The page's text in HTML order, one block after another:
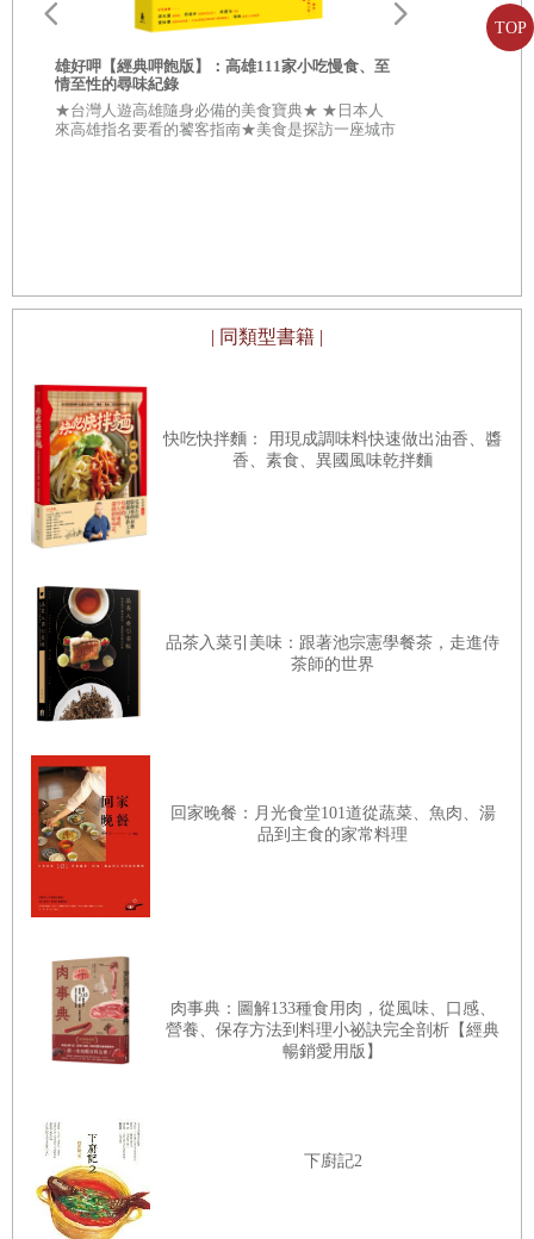
TOP
蛋殼細緻卻堅固，布滿細孔卻具保護力。殼內有蛋白，是由十多種不
同蛋白質形成的白色物體，每一種蛋白質都在生物成長時負責特定功
能。有些負責餵養胚胎，有些負責抵禦大型掠食者，其他蛋白質則可
使有害微生物無法作用。它以最優雅的方式演化，提供廚師一系列烹
是雞蛋的營養中心，光是蛋黃的熱量就占了總熱量的3/4。內含鐵、維
生素B1、維生素A、蛋白質、膽固醇和卵磷脂（這個壞胚子是可使油
水混合的分子，蛋黃因此具有乳化能力，可使大量的油被少量的水乳
化，是成就家常的美乃滋及細緻的貝亞恩醬等美食的必備項目。）
自然奇蹟理應少見，就像松露，蛋卻不於匱乏；天生神物本就昂貴，
蛋卻是店裡人人買得起的食物。它是物美價廉的量產商品，就連最好
的蛋——那些只吃有機穀物且自由放養母雞生的蛋，每個也只需要30
雞蛋可獨挑大樑成為出色主角，像是放在全麥麵包上的水波蛋；也可
入菜作為食材。在主廚眼裡，蛋也是評量廚師技巧的測試與認證標
章。比起其他食材，大廚可由廚子料理蛋的方法掌握廚子程度，起碼
輕廚師把履歷表放一邊，直接做個歐姆蛋來瞧瞧！一出手便知有沒
有，因為要做出一個好的歐姆蛋需要技巧、知識、經驗與靈巧手藝。
於是，我從很久以前就開始一步步思考烹煮蛋的重要性，將部分心得
做法，我開宗明義是這麼寫的：
如果你只能選擇精通一樣食材，沒有比選擇蛋更能讓你在廚藝上獲益
良多。蛋本身就是目的，是多功能的食材，也是全能的裝飾配菜，更
作用下，可以物理原則改變食物。它是擎天一柱，支撐著讓其他食物
變得更好。將蛋的各種使用法學到極致，你的廚藝功力必定大增十
倍。
雄好呷【經典呷飽版】：高雄111家小吃慢食、至
情至性的尋味紀錄
★台灣人遊高雄隨身必備的美食寶典★ ★日本人
來高雄指名要看的饕客指南★美食是探訪一座城市
★從「好呷
合★ \\\高雄
| 同類型書籍 |
快吃快拌麵： 用現成調味料快速做出油香、醬
香、素食、異國風味乾拌麵
品茶入菜引美味：跟著池宗憲學餐茶，走進侍
茶師的世界
回家晚餐：月光食堂101道從蔬菜、魚肉、湯
品到主食的家常料理
肉事典：圖解133種食用肉，從風味、口感、
營養、保存方法到料理小祕訣完全剖析【經典
暢銷愛用版】
下廚記2